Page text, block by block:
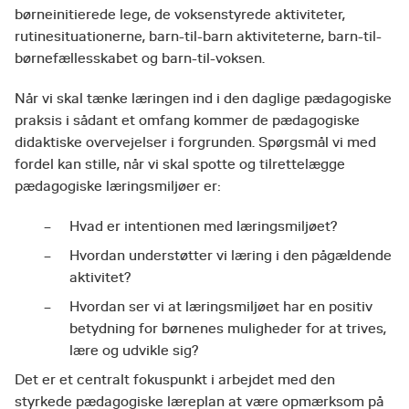
børneinitierede lege, de voksenstyrede aktiviteter,
rutinesituationerne, barn-til-barn aktiviteterne, barn-til-
børnefællesskabet og barn-til-voksen.
Når vi skal tænke læringen ind i den daglige pædagogiske
praksis i sådant et omfang kommer de pædagogiske
didaktiske overvejelser i forgrunden. Spørgsmål vi med
fordel kan stille, når vi skal spotte og tilrettelægge
pædagogiske læringsmiljøer er:
Hvad er intentionen med læringsmiljøet?
Hvordan understøtter vi læring i den pågældende
aktivitet?
Hvordan ser vi at læringsmiljøet har en positiv
betydning for børnenes muligheder for at trives,
lære og udvikle sig?
Det er et centralt fokuspunkt i arbejdet med den
styrkede pædagogiske læreplan at være opmærksom på